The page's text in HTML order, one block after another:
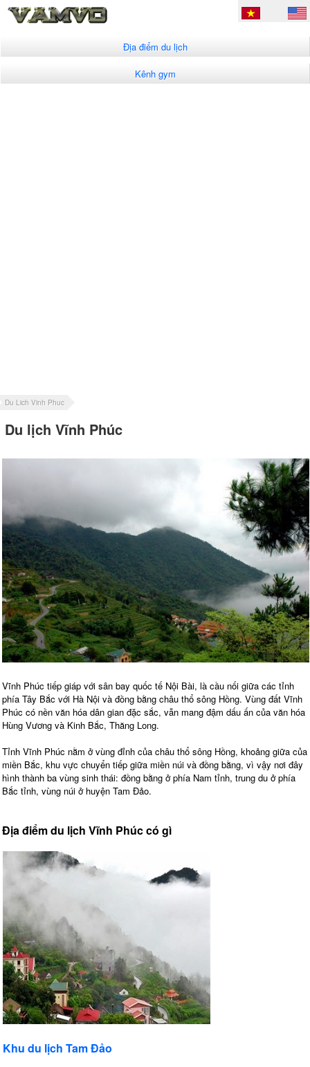
Địa điểm du lịch
Kênh gym
Du Lich Vinh Phuc
Du lịch Vĩnh Phúc
Vĩnh Phúc tiếp giáp với sân bay quốc tế Nội Bài, là cầu nối giữa các tỉnh
phía Tây Bắc với Hà Nội và đồng bằng châu thổ sông Hồng. Vùng đất Vĩnh
Phúc có nền văn hóa dân gian đặc sắc, vẫn mang đậm dấu ấn của văn hóa
Hùng Vương và Kinh Bắc, Thăng Long.
Tỉnh Vĩnh Phúc nằm ở vùng đỉnh của châu thổ sông Hồng, khoảng giữa của
miền Bắc, khu vực chuyển tiếp giữa miền núi và đồng bằng, vì vậy nơi đây
hình thành ba vùng sinh thái: đồng bằng ở phía Nam tỉnh, trung du ở phía
Bắc tỉnh, vùng núi ở huyện Tam Đảo.
Địa điểm du lịch Vĩnh Phúc có gì
Khu du lịch Tam Đảo